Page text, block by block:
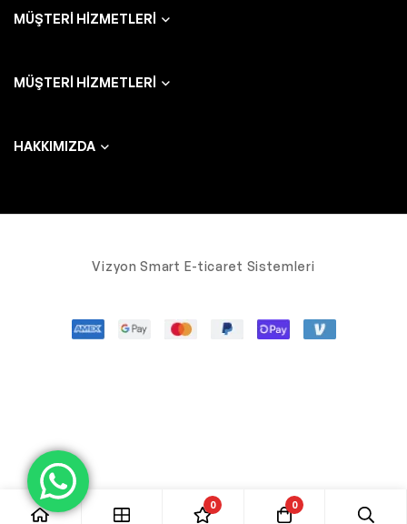
MÜŞTERI HIZMETLERI
MÜŞTERI HIZMETLERI
HAKKIMIZDA
Vizyon Smart E-ticaret Sistemleri
0 0